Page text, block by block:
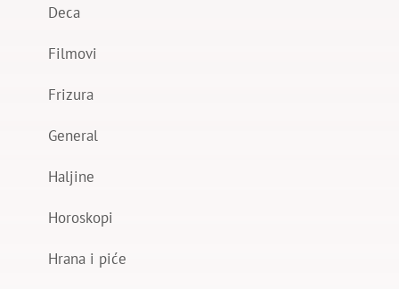
Deca
Filmovi
Frizura
General
Haljine
Horoskopi
Hrana i piće